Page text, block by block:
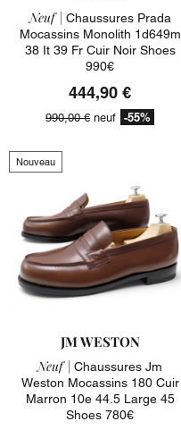
Neuf | Chaussures Prada
Mocassins Monolith 1d649m
38 It 39 Fr Cuir Noir Shoes
990€
444,90 €
990,00 € neuf -55%
Nouveau
JM WESTON
Neuf | Chaussures Jm
Weston Mocassins 180 Cuir
Marron 10e 44.5 Large 45
Shoes 780€